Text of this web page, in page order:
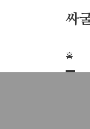
싸
홈